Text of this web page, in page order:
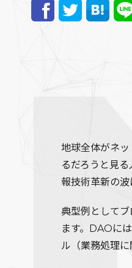
地球全体がネ
るだろうと見
報技術革新の波
典型例として
ます。DAOに
ル（業務処理に